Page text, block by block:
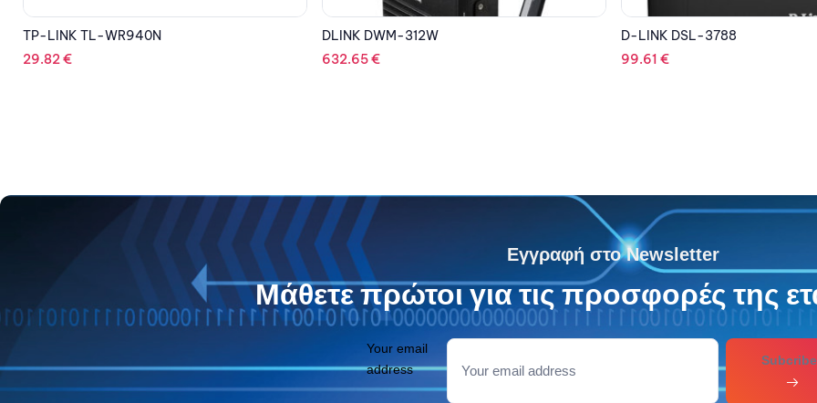
DLINK DWM-312W
632.65
D-LINK DSL-3788
99.61€
TP-LINK TD-W9960
39.77 €
Εγγραφή στο Newsletter
Μάθετε πρώτοι για τις προσφορές της
Your email
address